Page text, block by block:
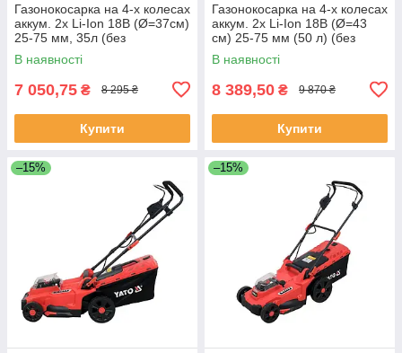
Газонокосарка на 4-х колесах
аккум. 2х Li-Ion 18В (Ø=37см)
25-75 мм, 35л (без
акумулятора і зарядного
пристрою) Yato YT-85223
В наявності
7 050,75 ₴ 8 295 ₴
Купити
Газонокосарка на 4-х колесах
аккум. 2х Li-Ion 18В (Ø=43
см) 25-75 мм (50 л) (без
аккум і ЗП) Yato YT-85225
В наявності
8 389,50 ₴ 9 870 ₴
Купити
–15% –15%